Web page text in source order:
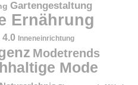
Gartengestaltung
Ernährung
4.0 Inneneinrichtung
Modetrends
Mode